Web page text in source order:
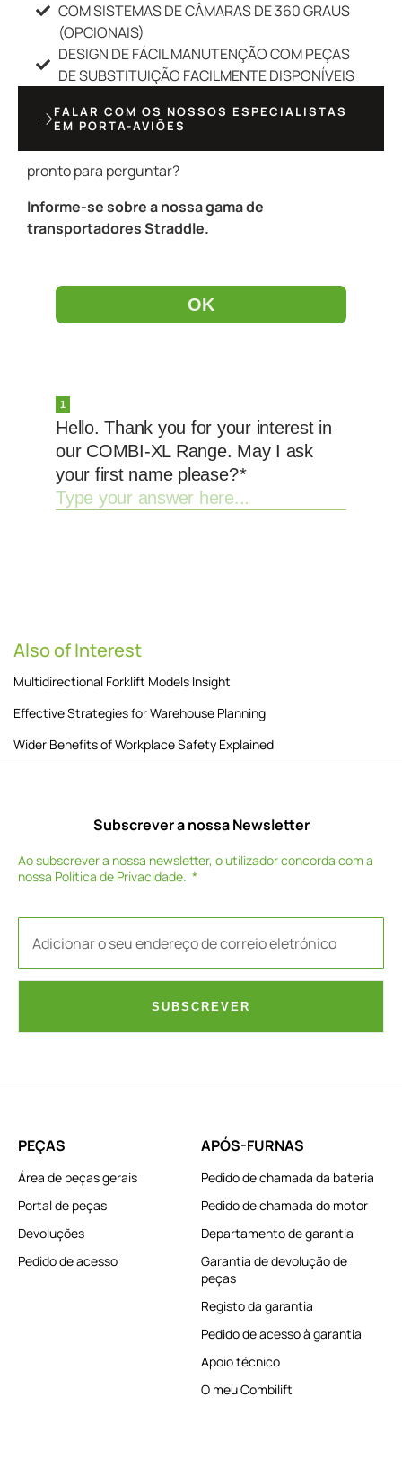
COM SISTEMAS DE CÂMARAS DE 360 GRAUS
(OPCIONAIS)
DESIGN DE FÁCIL MANUTENÇÃO COM PEÇAS
DE SUBSTITUIÇÃO FACILMENTE DISPONÍVEIS
FALAR COM OS NOSSOS ESPECIALISTAS
EM PORTA-AVIÕES
pronto para perguntar?
Informe-se sobre a nossa gama de
transportadores Straddle.
Also of Interest
Multidirectional Forklift Models Insight
Effective Strategies for Warehouse Planning
Wider Benefits of Workplace Safety Explained
Subscrever a nossa Newsletter
Ao subscrever a nossa newsletter, o utilizador concorda com a
nossa Política de Privacidade.
SUBSCREVER
PEÇAS
Área de peças gerais
Portal de peças
Devoluções
Pedido de acesso
APÓS-FURNAS
Pedido de chamada da bateria
Pedido de chamada do motor
Departamento de garantia
Garantia de devolução de
peças
Registo da garantia
Pedido de acesso à garantia
Apoio técnico
O meu Combilift